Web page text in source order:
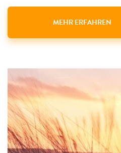
MEHR ERFAHREN